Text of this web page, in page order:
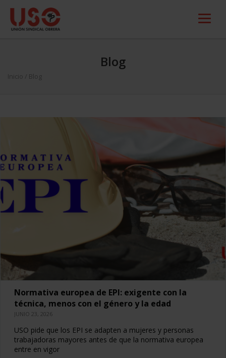
Blog
Inicio / Blog
Normativa europea de EPI: exigente con la
técnica, menos con el género y la edad
JUNIO 23, 2026
USO pide que los EPI se adapten a mujeres y personas
trabajadoras mayores antes de que la normativa europea
entre en vigor